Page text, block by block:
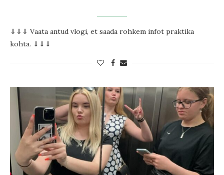
⇓⇓⇓ Vaata antud vlogi, et saada rohkem infot praktika
kohta. ⇓⇓⇓